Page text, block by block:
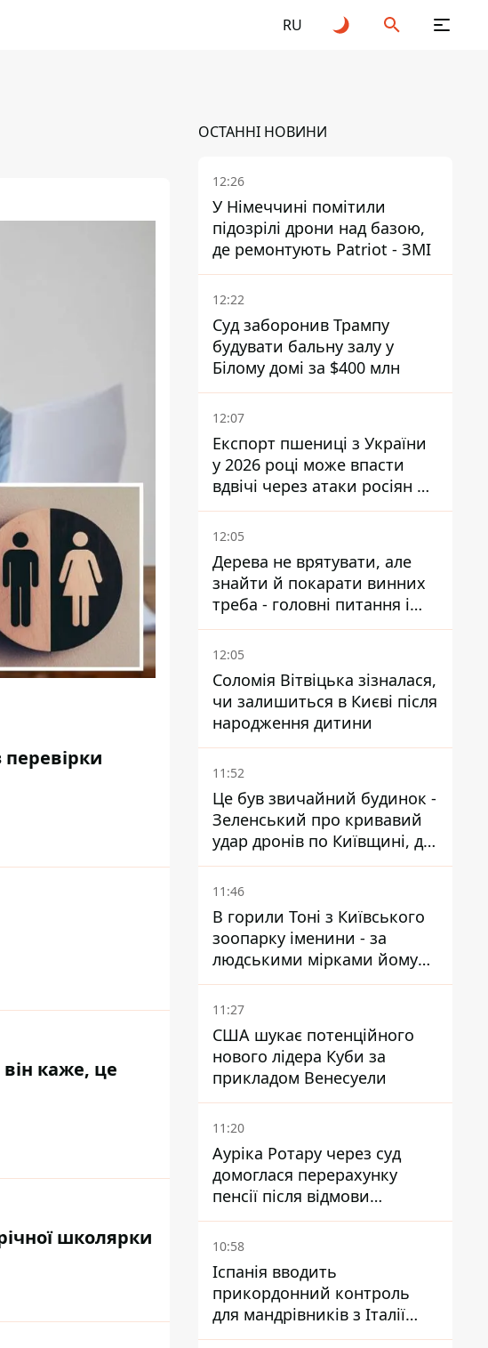
RU
каже, це
школярки
ОСТАННІ НОВИНИ
12:26
У Німеччині помітили
підозрілі дрони над базою,
де ремонтують Patriot - ЗМІ
12:22
Суд заборонив Трампу
будувати бальну залу у
Білому домі за $400 млн
12:07
Експорт пшениці з України
у 2026 році може впасти
вдвічі через атаки росіян по
портах
12:05
Дерева не врятувати, але
знайти й покарати винних
треба - головні питання і
висновки з конфлікту на
Теремках
12:05
Соломія Вітвіцька зізналася,
чи залишиться в Києві після
народження дитини
11:52
Це був звичайний будинок -
Зеленський про кривавий
удар дронів по Київщині, де
загинули дідусь, бабуся та їх
малолітній онук
11:46
В горили Тоні з Київського
зоопарку іменини - за
людськими мірками йому
вже понад 90 років
11:27
США шукає потенційного
нового лідера Куби за
прикладом Венесуели
11:20
Ауріка Ротару через суд
домоглася перерахунку
пенсії після відмови
Пенсійного фонду
10:58
Іспанія вводить
прикордонний контроль
для мандрівників з Італії
через міграційний конфлікт